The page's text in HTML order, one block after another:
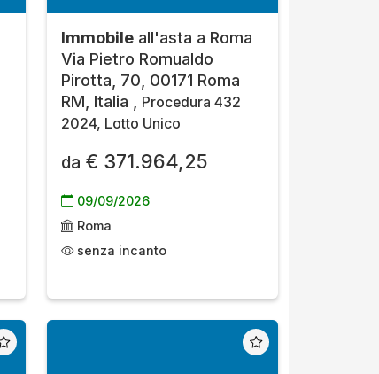
Immobile all'asta a Roma
Via Pietro Romualdo
Pirotta, 70, 00171 Roma
RM, Italia ,
Procedura 432
2024, Lotto Unico
da € 371.964,25
09/09/2026
Roma
senza incanto